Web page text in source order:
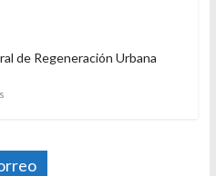
de Regeneración Urbana